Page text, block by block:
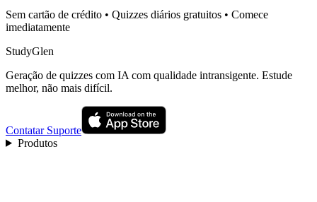
Sem cartão de crédito • Quizzes diários gratuitos • Comece
imediatamente
StudyGlen
Geração de quizzes com IA com qualidade intransigente. Estude
melhor, não mais difícil.
Contatar Suporte
Produtos